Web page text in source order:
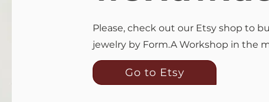
Please, check out our Etsy shop to
jewelry by Form.A Workshop in the
Go to Etsy